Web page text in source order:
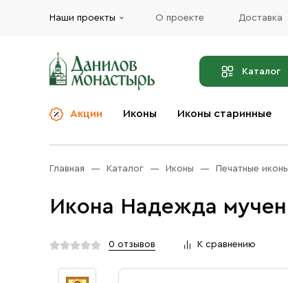
Наши проекты О проекте Доставка
Каталог
Акции Иконы Иконы старинные
Церковная утварь
Иконы
Бренды
Услуги
Главная Каталог Иконы Печатные иконы
Икона Надежда
0 отзывов К сравнению